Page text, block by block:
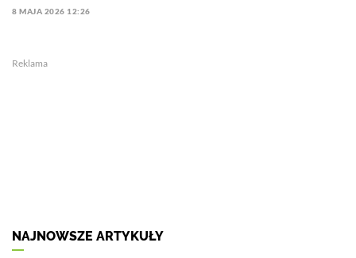
8 MAJA 2026 12:26
Reklama
NAJNOWSZE ARTYKUŁY